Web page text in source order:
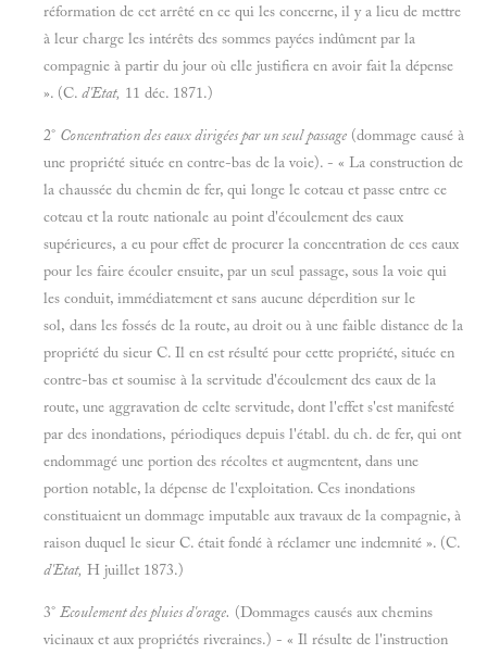
réformation de cet arrêté en ce qui les concerne, il y a lieu de mettre
à leur charge les intérêts des sommes payées indûment par la
compagnie à partir du jour où elle justifiera en avoir fait la dépense
». (C. d'Etat, 11 déc. 1871.)
2° Concentration des eaux dirigées par un seul passage (dommage causé à
une propriété située en contre-bas de la voie). - « La construction de
la chaussée du chemin de fer, qui longe le coteau et passe entre ce
coteau et la route nationale au point d'écoulement des eaux
supérieures, a eu pour effet de procurer la concentration de ces eaux
pour les faire écouler ensuite, par un seul passage, sous la voie qui
les conduit, immédiatement et sans aucune déperdition sur le
sol, dans les fossés de la route, au droit ou à une faible distance de la
propriété du sieur C. Il en est résulté pour cette propriété, située en
contre-bas et soumise à la servitude d'écoulement des eaux de la
route, une aggravation de celte servitude, dont l'effet s'est manifesté
par des inondations, périodiques depuis l'établ. du ch. de fer, qui ont
endommagé une portion des récoltes et augmentent, dans une
portion notable, la dépense de l'exploitation. Ces inondations
constituaient un dommage imputable aux travaux de la compagnie, à
raison duquel le sieur C. était fondé à réclamer une indemnité ». (C.
d'Etat, H juillet 1873.)
3° Ecoulement des pluies d'orage. (Dommages causés aux chemins
vicinaux et aux propriétés riveraines.) - « Il résulte de l'instruction